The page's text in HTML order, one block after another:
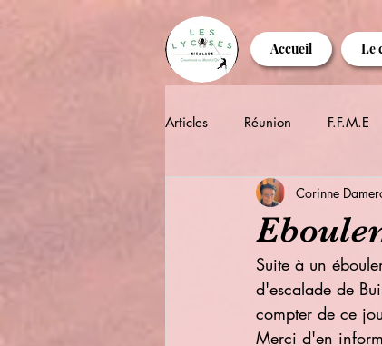
Accueil Le
Articles Réunion F.F.M.E
Corinne
Suite à un
d'escalade de
compter de ce
Merci d'en